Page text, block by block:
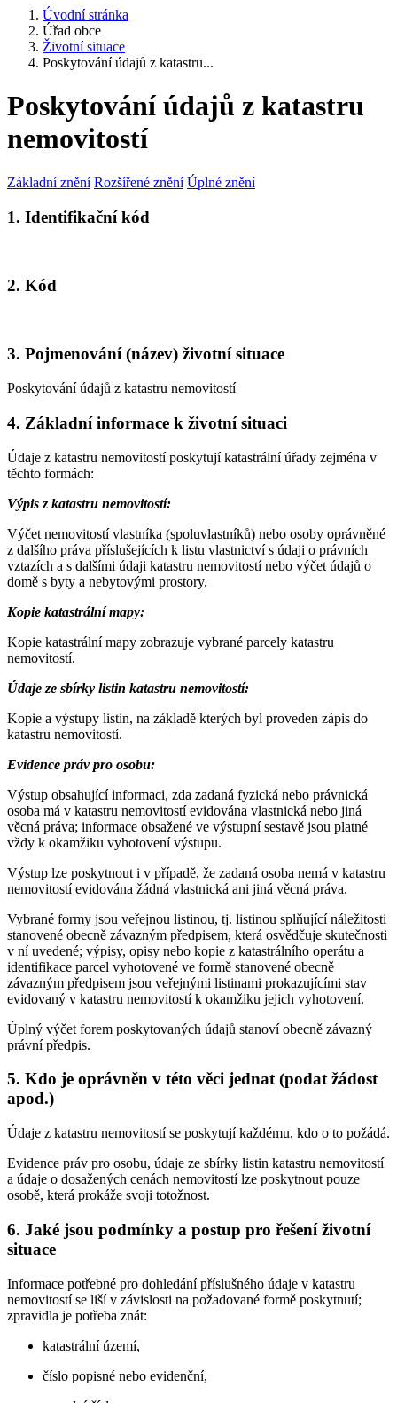
Úvodní stránka
Úřad obce
Životní situace
Poskytování údajů z katastru...
Poskytování údajů z katastru
nemovitostí
Základní znění Rozšířené znění Úplné znění
1. Identifikační kód
2. Kód
3. Pojmenování (název) životní situace
Poskytování údajů z katastru nemovitostí
4. Základní informace k životní situaci
Údaje z katastru nemovitostí poskytují katastrální úřady zejména v
těchto formách:
Výpis z katastru nemovitostí:
Výčet nemovitostí vlastníka (spoluvlastníků) nebo osoby oprávněné
z dalšího práva příslušejících k listu vlastnictví s údaji o právních
vztazích a s dalšími údaji katastru nemovitostí nebo výčet údajů o
domě s byty a nebytovými prostory.
Kopie katastrální mapy:
Kopie katastrální mapy zobrazuje vybrané parcely katastru
nemovitostí.
Údaje ze sbírky listin katastru nemovitostí:
Kopie a výstupy listin, na základě kterých byl proveden zápis do
katastru nemovitostí.
Evidence práv pro osobu:
Výstup obsahující informaci, zda zadaná fyzická nebo právnická
osoba má v katastru nemovitostí evidována vlastnická nebo jiná
věcná práva; informace obsažené ve výstupní sestavě jsou platné
vždy k okamžiku vyhotovení výstupu.
Výstup lze poskytnout i v případě, že zadaná osoba nemá v katastru
nemovitostí evidována žádná vlastnická ani jiná věcná práva.
Vybrané formy jsou veřejnou listinou, tj. listinou splňující náležitosti
stanovené obecně závazným předpisem, která osvědčuje skutečnosti
v ní uvedené; výpisy, opisy nebo kopie z katastrálního operátu a
identifikace parcel vyhotovené ve formě stanovené obecně
závazným předpisem jsou veřejnými listinami prokazujícími stav
evidovaný v katastru nemovitostí k okamžiku jejich vyhotovení.
Úplný výčet forem poskytovaných údajů stanoví obecně závazný
právní předpis.
5. Kdo je oprávněn v této věci jednat (podat žádost
apod.)
Údaje z katastru nemovitostí se poskytují každému, kdo o to požádá.
Evidence práv pro osobu, údaje ze sbírky listin katastru nemovitostí
a údaje o dosažených cenách nemovitostí lze poskytnout pouze
osobě, která prokáže svoji totožnost.
6. Jaké jsou podmínky a postup pro řešení životní
situace
Informace potřebné pro dohledání příslušného údaje v katastru
nemovitostí se liší v závislosti na požadované formě poskytnutí;
zpravidla je potřeba znát:
katastrální území,
číslo popisné nebo evidenční,